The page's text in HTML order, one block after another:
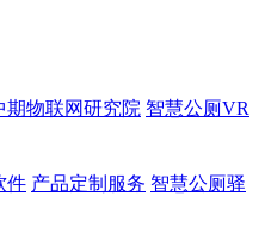
期物联网研究院 智慧公厕VR
件 产品定制服务 智慧公厕驿